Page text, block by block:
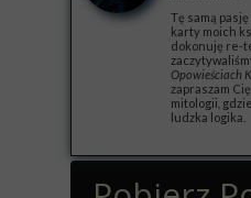
Tę samą
karty moich
dokonuję re-
Opowieściach
zapraszam
mitologii,
ludzka logika.